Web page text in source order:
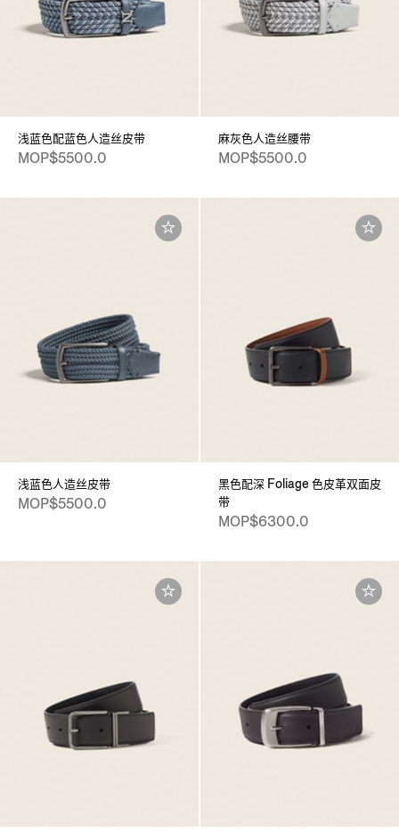
浅蓝色配蓝色人造丝皮带
MOP$5500.0
麻灰色人造丝腰带
MOP$5500.0
浅蓝色人造丝皮带
MOP$5500.0
黑色配深 Foliage 色皮革双面皮
带
MOP$6300.0